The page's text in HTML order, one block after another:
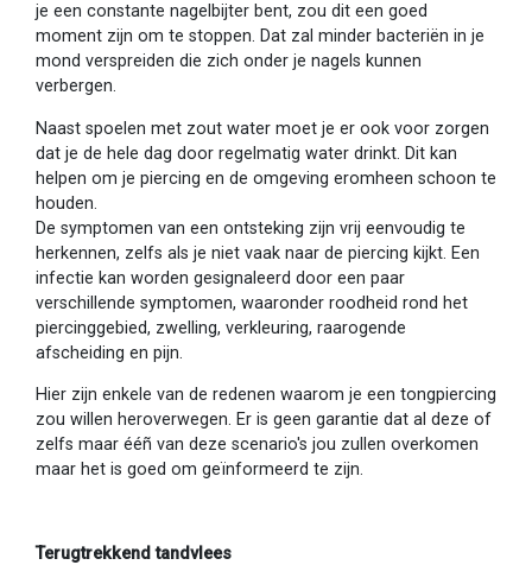
je een constante nagelbijter bent, zou dit een goed
moment zijn om te stoppen. Dat zal minder bacteriën in je
mond verspreiden die zich onder je nagels kunnen
verbergen.
Naast spoelen met zout water moet je er ook voor zorgen
dat je de hele dag door regelmatig water drinkt. Dit kan
helpen om je piercing en de omgeving eromheen schoon te
houden.
De symptomen van een ontsteking zijn vrij eenvoudig te
herkennen, zelfs als je niet vaak naar de piercing kijkt. Een
infectie kan worden gesignaleerd door een paar
verschillende symptomen, waaronder roodheid rond het
piercinggebied, zwelling, verkleuring, raarogende
afscheiding en pijn.
Hier zijn enkele van de redenen waarom je een tongpiercing
zou willen heroverwegen. Er is geen garantie dat al deze of
zelfs maar ééñ van deze scenario's jou zullen overkomen
maar het is goed om geïnformeerd te zijn.
Terugtrekkend tandvlees